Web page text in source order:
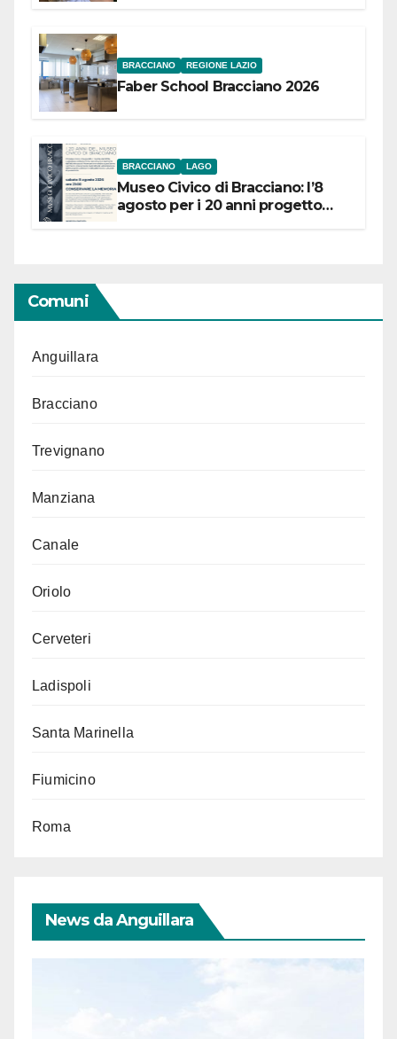
BRACCIANO REGIONE LAZIO
Faber School Bracciano 2026
BRACCIANO LAGO
Museo Civico di Bracciano: l’8
agosto per i 20 anni progetto
Comuni
Anguillara
Bracciano
Trevignano
Manziana
Canale
Oriolo
Cerveteri
Ladispoli
Santa Marinella
Fiumicino
Roma
News da Anguillara